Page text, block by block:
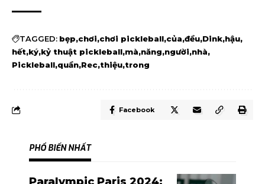
TAGGED: bẹp chơi chơi pickleball của đều Dink hậu
hết ký kỷ thuật pickleball mà năng người nhà
Pickleball quần Rec thiệu trong
Facebook
PHỔ BIẾN NHẤT